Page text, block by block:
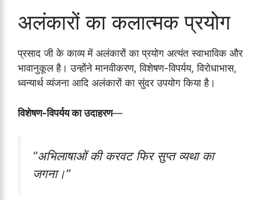
अलंकारों का कलात्मक प्रयोग
प्रसाद जी के काव्य में अलंकारों का प्रयोग अत्यंत स्वाभाविक और
भावानुकूल है। उन्होंने मानवीकरण, विशेषण-विपर्यय, विरोधाभास,
ध्वन्यार्थ व्यंजना आदि अलंकारों का सुंदर उपयोग किया है।
विशेषण-विपर्यय का उदाहरण—
“अभिलाषाओं की करवट फिर सुप्त व्यथा का
जगना।”